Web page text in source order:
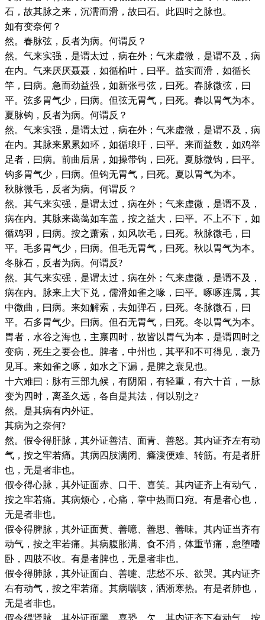
石，故其脉之来，沉濡而滑，故曰石。此四时之脉也。
如有变奈何？
然。春脉弦，反者为病。何谓反？
然。气来实强，是谓太过，病在外；气来虚微，是谓不及，病
在内。气来厌厌聂聂，如循榆叶，曰平。益实而滑，如循长
竿，曰病。急而劲益强，如新张弓弦，曰死。春脉微弦，曰
平。弦多胃气少，曰病。但弦无胃气，曰死。春以胃气为本。
夏脉钩，反者为病。何谓反？
然。气来实强，是谓太过，病在外；气来虚微，是谓不及，病
在内。其脉来累累如环，如循琅玕，曰平。来而益数，如鸡举
足者，曰病。前曲后居，如操带钩，曰死。夏脉微钩，曰平。
钩多胃气少，曰病。但钩无胃气，曰死。夏以胃气为本。
秋脉微毛，反者为病。何谓反？
然。其气来实强，是谓太过，病在外；气来虚微，是谓不及，
病在内。其脉来蔼蔼如车盖，按之益大，曰平。不上不下，如
循鸡羽，曰病。按之萧索，如风吹毛，曰死。秋脉微毛，曰
平。毛多胃气少，曰病。但毛无胃气，曰死。秋以胃气为本。
冬脉石，反者为病。何谓反?
然。其气来实强，是谓太过，病在外；气来虚微，是谓不及，
病在内。脉来上大下兑，儒滑如雀之喙，曰平。啄啄连属，其
中微曲，曰病。来如解索，去如弹石，曰死。冬脉微石，曰
平。石多胃气少。曰病。但石无胃气，曰死。冬以胃气为本。
胃者，水谷之海也，主禀四时，故皆以胃气为本，是谓四时之
变病，死生之要会也。脾者，中州也，其平和不可得见，衰乃
见耳。来如雀之啄，如水之下漏，是脾之衰见也。
十六难曰：脉有三部九候，有阴阳，有轻重，有六十首，一脉
变为四时，离圣久远，各自是其法，何以别之?
然。是其病有内外证。
其病为之奈何?
然。假令得肝脉，其外证善洁、面青、善怒。其内证齐左有动
气，按之牢若痛。其病四肢满闭、癃溲便难、转筋。有是者肝
也，无是者非也。
假令得心脉，其外证面赤、口干、喜笑。其内证齐上有动气，
按之牢若痛。其病烦心，心痛，掌中热而口宛。有是者心也，
无是者非也。
假令得脾脉，其外证面黄、善噫、善思、善味。其内证当齐有
动气，按之牢若痛。其病腹胀满、食不消，体重节痛，怠堕嗜
卧，四肢不收。有是者脾也，无是者非也。
假令得肺脉，其外证面白、善嚏、悲愁不乐、欲哭。其内证齐
右有动气，按之牢若痛。其病喘咳，洒淅寒热。有是者肺也，
无是者非也。
假令得肾脉，其外证面黑、喜恐、欠。其内证齐下有动气，按